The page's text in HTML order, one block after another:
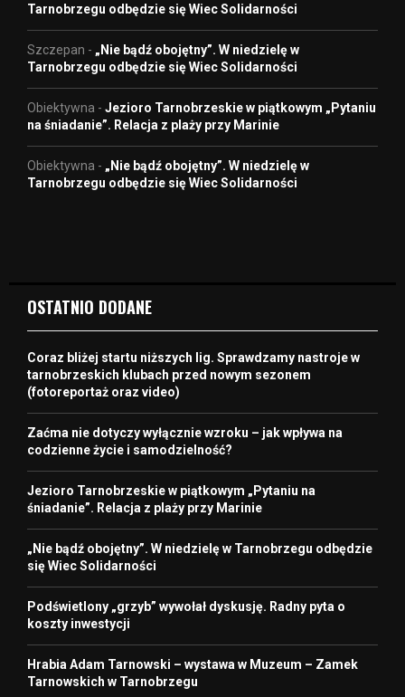
Tarnobrzegu odbędzie się Wiec Solidarności
Szczepan - „Nie bądź obojętny”. W niedzielę w
Tarnobrzegu odbędzie się Wiec Solidarności
Obiektywna - Jezioro Tarnobrzeskie w piątkowym „Pytaniu
na śniadanie”. Relacja z plaży przy Marinie
Obiektywna - „Nie bądź obojętny”. W niedzielę w
Tarnobrzegu odbędzie się Wiec Solidarności
OSTATNIO DODANE
Coraz bliżej startu niższych lig. Sprawdzamy nastroje w
tarnobrzeskich klubach przed nowym sezonem
(fotoreportaż oraz video)
Zaćma nie dotyczy wyłącznie wzroku – jak wpływa na
codzienne życie i samodzielność?
Jezioro Tarnobrzeskie w piątkowym „Pytaniu na
śniadanie”. Relacja z plaży przy Marinie
„Nie bądź obojętny”. W niedzielę w Tarnobrzegu odbędzie
się Wiec Solidarności
Podświetlony „grzyb” wywołał dyskusję. Radny pyta o
koszty inwestycji
Hrabia Adam Tarnowski – wystawa w Muzeum – Zamek
Tarnowskich w Tarnobrzegu